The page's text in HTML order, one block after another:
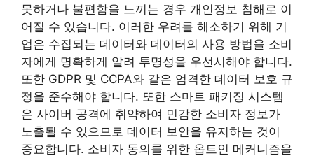
못하거나 불편함을 느끼는 경우 개인정보 침해로 이
어질 수 있습니다. 이러한 우려를 해소하기 위해 기
업은 수집되는 데이터와 데이터의 사용 방법을 소비
자에게 명확하게 알려 투명성을 우선시해야 합니다.
또한 GDPR 및 CCPA와 같은 엄격한 데이터 보호 규
정을 준수해야 합니다. 또한 스마트 패키징 시스템
은 사이버 공격에 취약하여 민감한 소비자 정보가
노출될 수 있으므로 데이터 보안을 유지하는 것이
중요합니다. 소비자 동의를 위한 옵트인 메커니즘을